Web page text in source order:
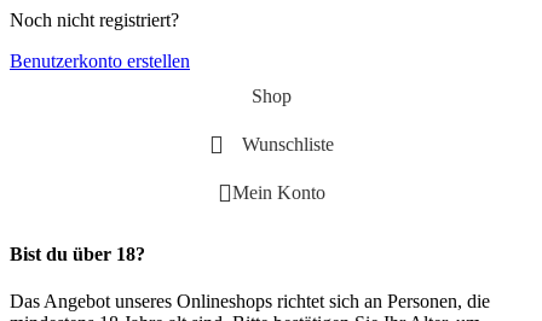
Noch nicht registriert?
Benutzerkonto erstellen
Shop
Wunschliste
Mein Konto
Bist du über 18?
Das Angebot unseres Onlineshops richtet sich an Personen, die